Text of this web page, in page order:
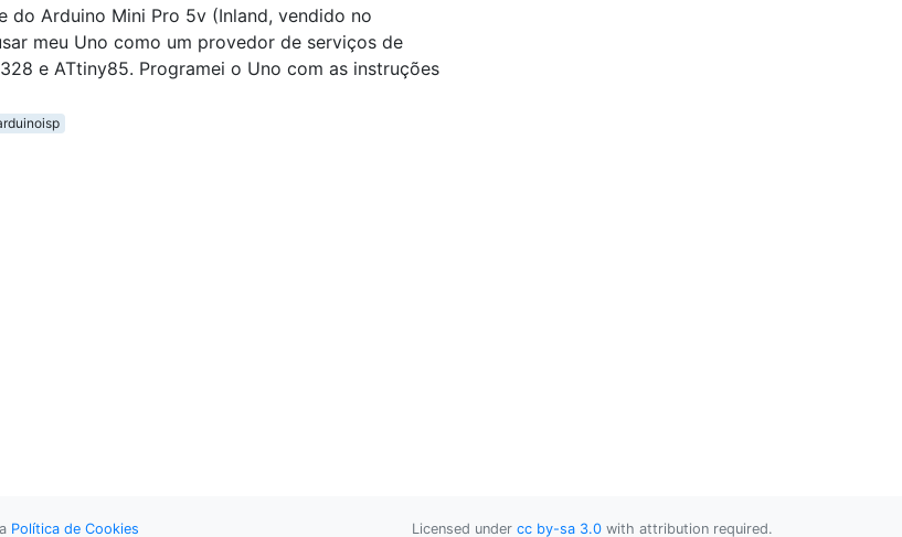
do Arduino Mini Pro 5v (Inland, vendido no
meu Uno como um provedor de serviços de
e ATtiny85. Programei o Uno com as instruções
Política de Cookies Licensed under cc by-sa 3.0 with attribution required.